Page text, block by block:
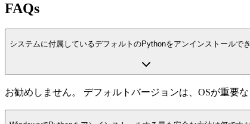
FAQs
システムに付属しているデフォルトのPythonをアンインストールで
お勧めしません。 デフォルトバージョンは、OSが重要